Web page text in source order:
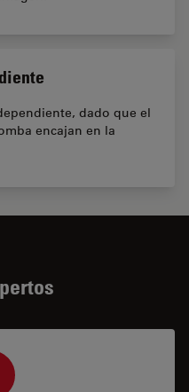
dado que el
encajan en la